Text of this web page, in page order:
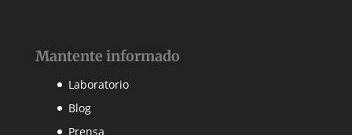
Mantente informado
Laboratorio
Blog
Prensa